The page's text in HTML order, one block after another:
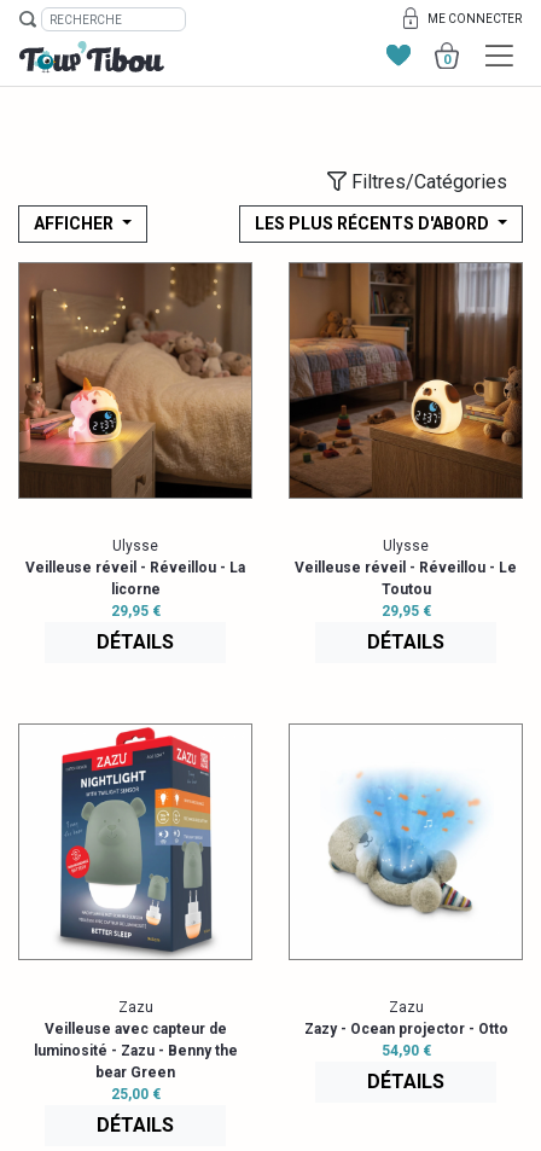
ME CONNECTER
0
Filtres/Catégories
AFFICHER LES PLUS RÉCENTS D'ABORD
Ulysse
Veilleuse réveil - Réveillou - La
licorne
29,95 €
DÉTAILS
Ulysse
Veilleuse réveil - Réveillou - Le
Toutou
29,95 €
DÉTAILS
Zazu
Veilleuse avec capteur de
luminosité - Zazu - Benny the
bear Green
25,00 €
DÉTAILS
Zazu
Zazy - Ocean projector - Otto
54,90 €
DÉTAILS